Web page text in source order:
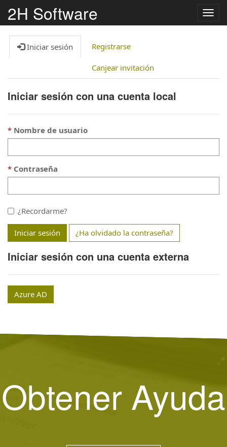
2H Software
Iniciar sesión Registrarse
Canjear invitación
Iniciar sesión con una cuenta local
Nombre de usuario
Contraseña
¿Recordarme?
Iniciar sesión ¿Ha olvidado la contraseña?
Iniciar sesión con una cuenta externa
Azure AD
Obtener Ayuda